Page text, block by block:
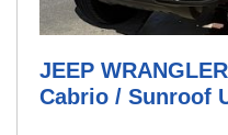
JEEP
Cabrio / Sunroof